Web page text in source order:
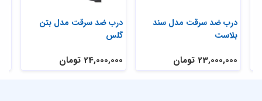
درب ضد سرقت مدل بتن
گلس
24,000,000 تومان
درب ضد سرقت مدل سند
بلاست
23,000,000 تومان